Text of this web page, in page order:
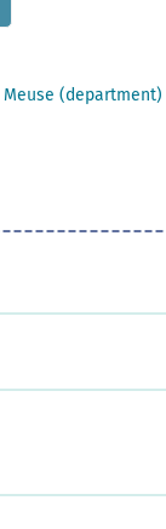
Meuse (department)